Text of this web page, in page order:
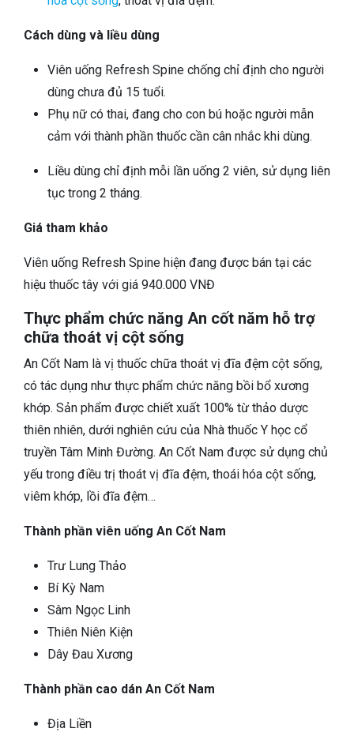
Cách dùng và liều dùng
Viên uống Refresh Spine chống chỉ định cho người
dùng chưa đủ 15 tuổi.
Phụ nữ có thai, đang cho con bú hoặc người mẫn
cảm với thành phần thuốc cần cân nhắc khi dùng.
Liều dùng chỉ định mỗi lần uống 2 viên, sử dụng liên
tục trong 2 tháng.
Giá tham khảo
Viên uống Refresh Spine hiện đang được bán tại các
hiệu thuốc tây với giá 940.000 VNĐ
Thực phẩm chức năng An cốt năm hỗ trợ
chữa thoát vị cột sống
An Cốt Nam là vị thuốc chữa thoát vị đĩa đệm cột sống,
có tác dụng như thực phẩm chức năng bồi bổ xương
khớp. Sản phẩm được chiết xuất 100% từ thảo dược
thiên nhiên, dưới nghiên cứu của Nhà thuốc Y học cổ
truyền Tâm Minh Đường. An Cốt Nam được sử dụng chủ
yếu trong điều trị thoát vị đĩa đệm, thoái hóa cột sống,
viêm khớp, lồi đĩa đệm…
Thành phần viên uống An Cốt Nam
Trư Lung Thảo
Bí Kỳ Nam
Sâm Ngọc Linh
Thiên Niên Kiện
Dây Đau Xương
Thành phần cao dán An Cốt Nam
Địa Liền